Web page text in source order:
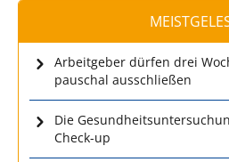
Arbeitgeber dürfen drei
pauschal ausschließen
Die
Check-up